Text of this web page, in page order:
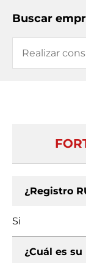
Buscar
¿Registro
Si
¿Cuál es su